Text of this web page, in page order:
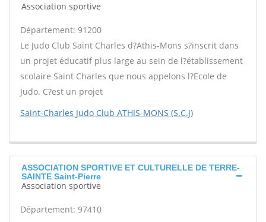
Association sportive
Département: 91200
Le Judo Club Saint Charles d?Athis-Mons s?inscrit dans
un projet éducatif plus large au sein de l?établissement
scolaire Saint Charles que nous appelons l?Ecole de
Judo. C?est un projet
Saint-Charles Judo Club ATHIS-MONS (S.C.J)
ASSOCIATION SPORTIVE ET CULTURELLE DE TERRE-
SAINTE Saint-Pierre
Association sportive
Département: 97410